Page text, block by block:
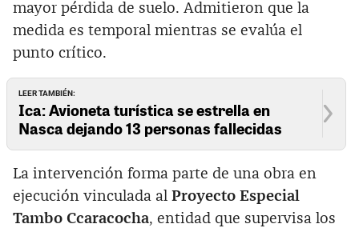
mayor pérdida de suelo. Admitieron que la
medida es temporal mientras se evalúa el
punto crítico.
LEER TAMBIÉN:
Ica: Avioneta turística se estrella en
Nasca dejando 13 personas fallecidas
La intervención forma parte de una obra en
ejecución vinculada al Proyecto Especial
Tambo Ccaracocha, entidad que supervisa los